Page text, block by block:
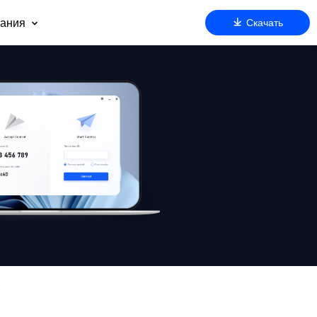
Партнерам
Почему AnyViewer
Скачать